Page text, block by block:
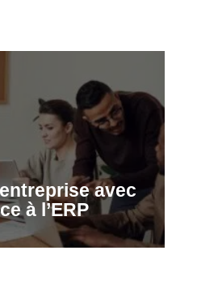
avec
à l’ERP